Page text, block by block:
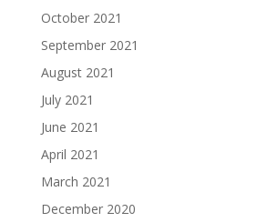
October 2021
September 2021
August 2021
July 2021
June 2021
April 2021
March 2021
December 2020